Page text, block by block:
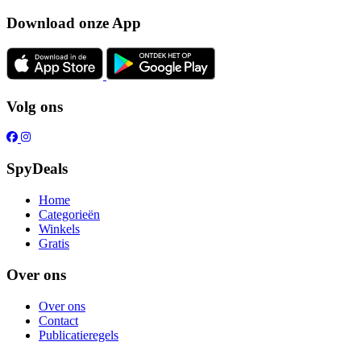
Download onze App
Volg ons
SpyDeals
Home
Categorieën
Winkels
Gratis
Over ons
Over ons
Contact
Publicatieregels